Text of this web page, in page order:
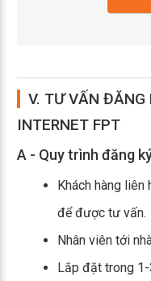
V. TƯ VẤN ĐĂNG
INTERNET FPT
A - Quy trình đăng
Khách hàng
để được tư vấn.
Nhân viên tới
Lắp đặt trong